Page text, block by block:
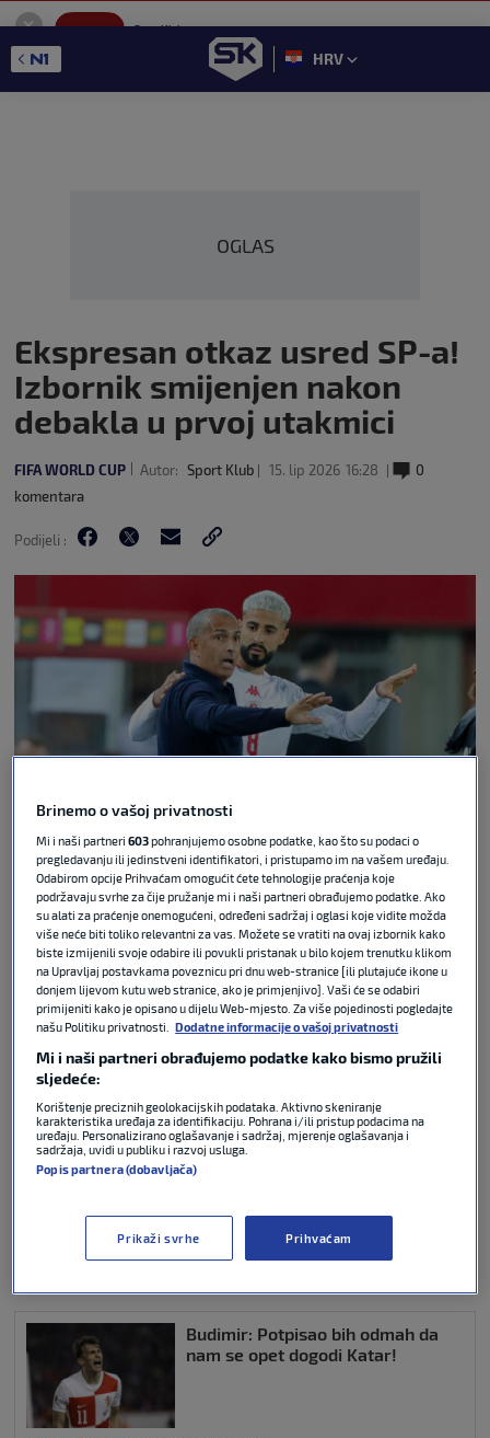
SportKlub
GET - On the Google Play
HRV
OGLAS
Ekspresan otkaz usred SP-a!
Izbornik smijenjen nakon
debakla u prvoj utakmici
FIFA WORLD CUP Autor: Sport Klub 15. lip 2026 16:28
0
komentara
Podijeli :
Marco Steinbrenner/DeFodi Images via Guliver
Nogometni savez Tunisa službeno je uručio otkaz
izborniku Sabriju Lamouchiju i to nakon samo
jedne odigrane utakmice na Svjetskom prvenstvu.
Radikalna odluka donesena je odmah nakon
ponižavajućeg 5:1 poraza koji suTunižanipretrpjeli
odŠvedskena otvaranju skupine F.
Moro uoči Engleske: Spreman sam
ući i pomoći
Budimir: Potpisao bih odmah da
nam se opet dogodi Katar!
Brinemo o vašoj privatnosti
Mi i naši partneri603pohranjujemo osobne podatke, kao što su podaci o
pregledavanju ili jedinstveni identifikatori, i pristupamo im na vašem uređaju.
Odabirom opcije Prihvaćam omogućit ćete tehnologije praćenja koje
podržavaju svrhe za čije pružanje mi i naši partneri obrađujemo podatke. Ako
su alati za praćenje onemogućeni, određeni sadržaj i oglasi koje vidite možda
više neće biti toliko relevantni za vas. Možete se vratiti na ovaj izbornik kako
biste izmijenili svoje odabire ili povukli pristanak u bilo kojem trenutku klikom
na Upravljaj postavkama poveznicu pri dnu web-stranice [ili plutajuće ikone u
donjem lijevom kutu web stranice, ako je primjenjivo]. Vaši će se odabiri
primijeniti kako je opisano u dijelu Web-mjesto. Za više pojedinosti pogledajte
našu Politiku privatnosti.
Dodatne informacije o vašoj privatnosti
Mi i naši partneri obrađujemo podatke kako bismo pružili
sljedeće:
Korištenje preciznih geolokacijskih podataka. Aktivno skeniranje
karakteristika uređaja za identifikaciju. Pohrana i/ili pristup podacima na
uređaju. Personalizirano oglašavanje i sadržaj, mjerenje oglašavanja i
sadržaja, uvidi u publiku i razvoj usluga.
Popis partnera (dobavljača)
Prikaži svrhe Prihvaćam